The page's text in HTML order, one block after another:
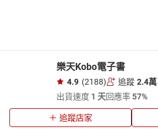
樂天Kobo電子書
4.9 (2188) 追蹤 2.4萬
出貨速度 1 天回應率57%
追蹤店家